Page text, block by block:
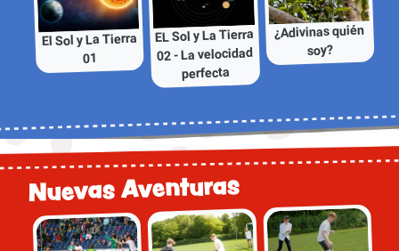
El Sol y La Tierra
01
EL Sol y La Tierra
02 - La velocidad
perfecta
¿Adivinas quién
soy?
Nuevas Aventuras